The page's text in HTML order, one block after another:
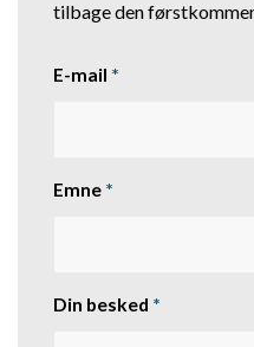
tilbage den
E-mail *
Emne *
Din besked *